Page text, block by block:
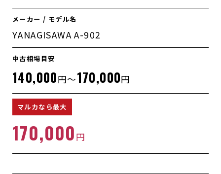
メーカー / モデル名
YANAGISAWA A-902
中古相場目安
140,000円～170,000円
マルカなら最大
170,000円